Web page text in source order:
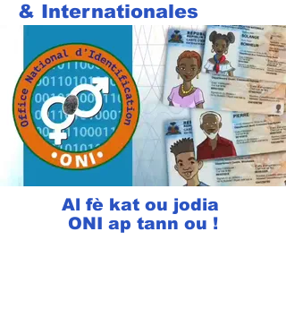
& Internationales
Al fè kat ou jodia
ONI ap tann ou !